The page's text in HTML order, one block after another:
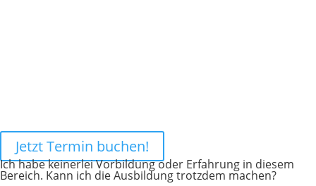
Jetzt Termin buchen!
Ich habe keinerlei Vorbildung oder Erfahrung in diesem
Bereich. Kann ich die Ausbildung trotzdem machen?